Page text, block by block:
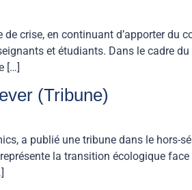
crise, en continuant d’apporter
et étudiants. Dans le cadre
[…]
(Tribune)
a publié une tribune dans le hors-
la transition écologique